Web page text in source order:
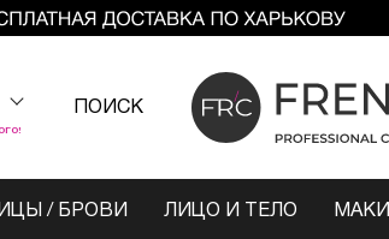
ПОИСК
/ БРОВИ ЛИЦО И ТЕЛО